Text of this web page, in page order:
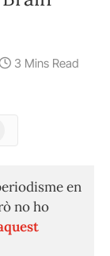
3 Mins Read
en
no ho